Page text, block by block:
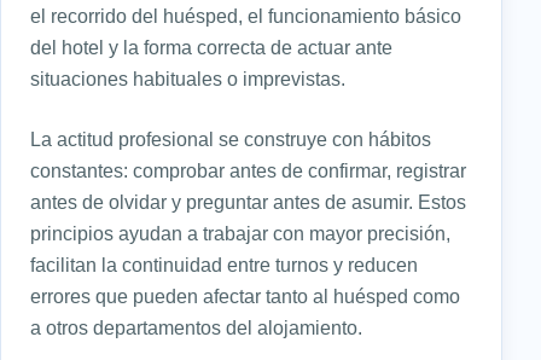
el recorrido del huésped, el funcionamiento básico
del hotel y la forma correcta de actuar ante
situaciones habituales o imprevistas.
La actitud profesional se construye con hábitos
constantes: comprobar antes de confirmar, registrar
antes de olvidar y preguntar antes de asumir. Estos
principios ayudan a trabajar con mayor precisión,
facilitan la continuidad entre turnos y reducen
errores que pueden afectar tanto al huésped como
a otros departamentos del alojamiento.